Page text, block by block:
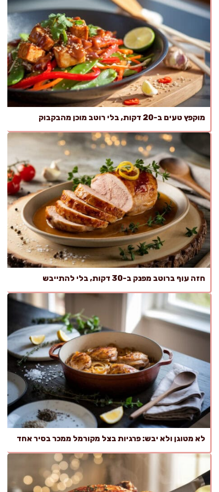
מוקפץ טעים ב-20 דקות, בלי רוטב מוכן מהבקבוק
חזה עוף ברוטב מפנק ב-30 דקות, בלי להתייבש
לא מטוגן ולא יבש: פרגיות בצל מקורמל ממכר בסיר אחד